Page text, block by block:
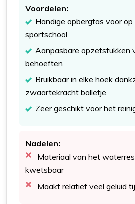
Voordelen:
Handige opbergtas voor op
sportschool
Aanpasbare opzetstukken
behoeften
Bruikbaar in elke hoek
zwaartekracht balletje.
Zeer geschikt voor het
Nadelen:
Materiaal van het
kwetsbaar
Maakt relatief veel geluid